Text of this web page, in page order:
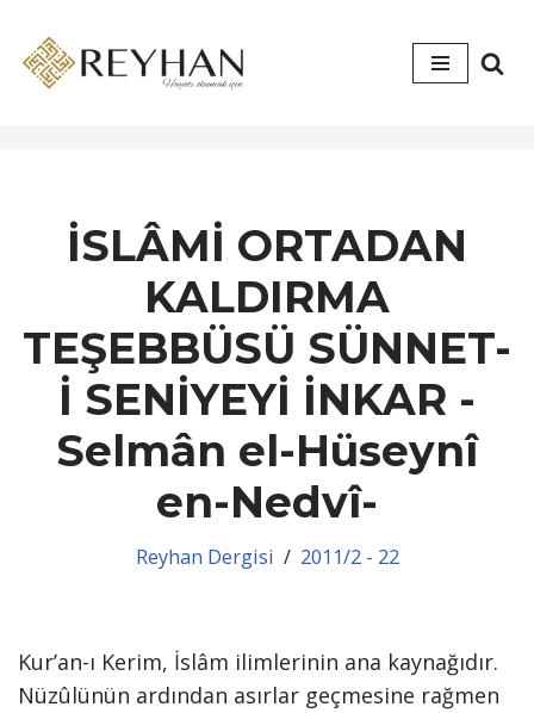
İçeriğe
İSLÂMİ ORTADAN
KALDIRMA
TEŞEBBÜSÜ SÜNNET-
İ SENİYEYİ İNKAR -
Selmân el-Hüseynî
en-Nedvî-
Reyhan Dergisi 2011/2 - 22
Kur’an-ı Kerim, İslâm ilimlerinin ana kaynağıdır.
Nüzûlünün ardından asırlar geçmesine rağmen